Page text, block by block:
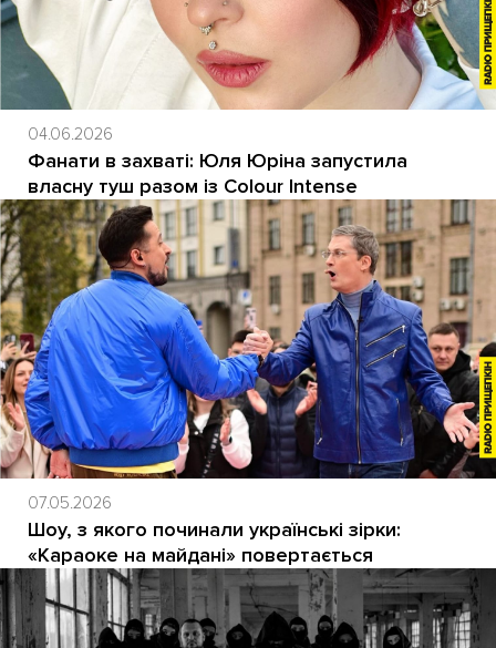
04.06.2026
Фанати в захваті: Юля Юріна запустила
власну туш разом із Colour Intense
07.05.2026
Шоу, з якого починали українські зірки:
«Караоке на майдані» повертається